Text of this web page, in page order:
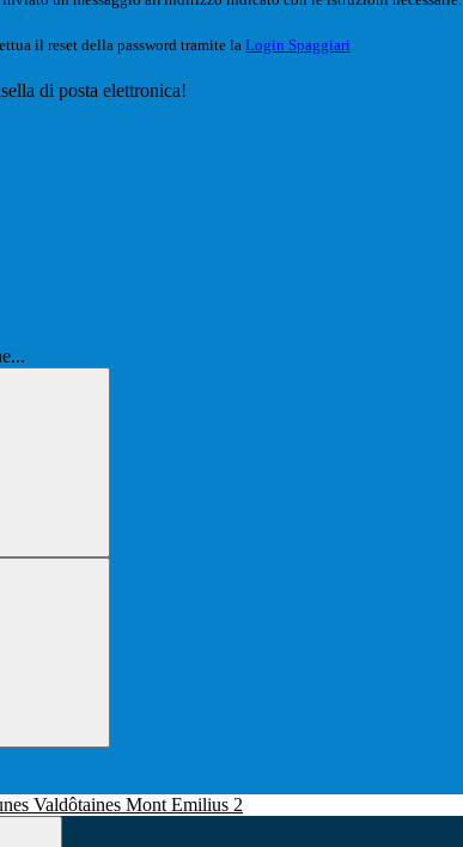
il reset della password tramite la Login Spaggiari
di posta elettronica!